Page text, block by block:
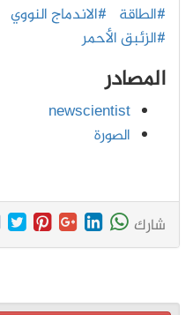
#الطاقة #الاندماج النووي
#الزئبق الأحمر
المصادر
newscientist
الصورة
شارك